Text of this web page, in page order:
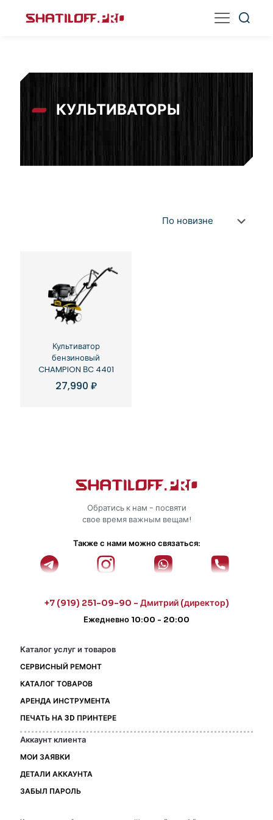
КУЛЬТИВАТОРЫ
Культиватор
бензиновый
CHAMPION ВC 4401
27,990 ₽
Обратись к нам - посвяти
свое время важным вещам!
Также с нами можно связаться:
+7 (919) 251-09-90 - Дмитрий (директор)
Ежедневно 10:00 - 20:00
Каталог услуг и товаров
СЕРВИСНЫЙ РЕМОНТ
КАТАЛОГ ТОВАРОВ
АРЕНДА ИНСТРУМЕНТА
ПЕЧАТЬ НА 3D ПРИНТЕРЕ
Аккаунт клиента
МОИ ЗАЯВКИ
ДЕТАЛИ АККАУНТА
ЗАБЫЛ ПАРОЛЬ